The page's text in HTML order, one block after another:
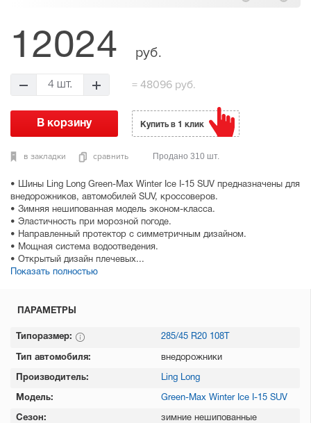
• Шины Ling Long Green-Max Winter Ice I-15 SUV предназначены для
внедорожников, автомобилей SUV, кроссоверов.
• Зимняя нешипованная модель эконом-класса.
• Эластичность при морозной погоде.
• Направленный протектор с симметричным дизайном.
• Мощная система водоотведения.
• Открытый дизайн плечевых...
Показать полностью
12024 руб.
4 шт. = 48096 руб.
в закладки сравнить
Купить в 1 клик
Продано 310 шт.
ПАРАМЕТРЫ
Типоразмер: 285/45 R20 108T
Тип автомобиля: внедорожники
Производитель: Ling Long
Модель: Green-Max Winter Ice I-15 SUV
Сезон: зимние нешипованные